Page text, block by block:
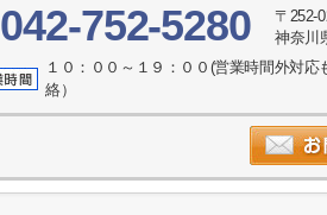
042-752-5280
〒252-
神奈川
１０：００～１９：００(営業時間外対
絡）